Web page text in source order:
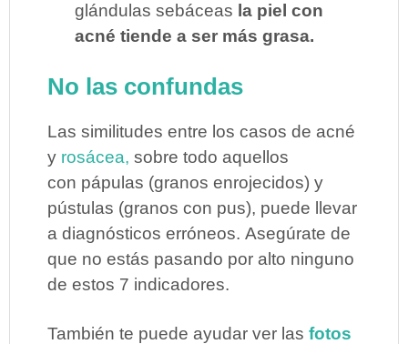
glándulas sebáceas la piel con
acné tiende a ser más grasa.
No las confundas
Las similitudes entre los casos de acné
y rosácea, sobre todo aquellos
con pápulas (granos enrojecidos) y
pústulas (granos con pus), puede llevar
a diagnósticos erróneos. Asegúrate de
que no estás pasando por alto ninguno
de estos 7 indicadores.
También te puede ayudar ver lasfotos